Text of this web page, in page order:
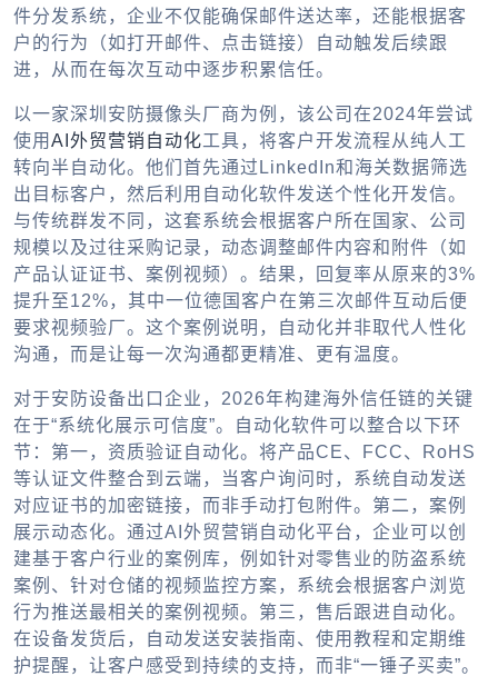
件分发系统，企业不仅能确保邮件送达率，还能根据客
户的行为（如打开邮件、点击链接）自动触发后续跟
进，从而在每次互动中逐步积累信任。
以一家深圳安防摄像头厂商为例，该公司在2024年尝试
使用 AI外贸营销自动化工具，将客户开发流程从纯人工
转向半自动化。他们首先通过LinkedIn和海关数据筛选
出目标客户，然后利用自动化软件发送个性化开发信。
与传统群发不同，这套系统会根据客户所在国家、公司
规模以及过往采购记录，动态调整邮件内容和附件（如
产品认证证书、案例视频）。结果，回复率从原来的3%
提升至12%，其中一位德国客户在第三次邮件互动后便
要求视频验厂。这个案例说明，自动化并非取代人性化
沟通，而是让每一次沟通都更精准、更有温度。
对于安防设备出口企业，2026年构建海外信任链的关键
在于“系统化展示可信度”。自动化软件可以整合以下环
节：第一，资质验证自动化。将产品CE、FCC、RoHS
等认证文件整合到云端，当客户询问时，系统自动发送
对应证书的加密链接，而非手动打包附件。第二，案例
展示动态化。通过AI外贸营销自动化平台，企业可以创
建基于客户行业的案例库，例如针对零售业的防盗系统
案例、针对仓储的视频监控方案，系统会根据客户浏览
行为推送最相关的案例视频。第三，售后跟进自动化。
在设备发货后，自动发送安装指南、使用教程和定期维
护提醒，让客户感受到持续的支持，而非“一锤子买卖”。